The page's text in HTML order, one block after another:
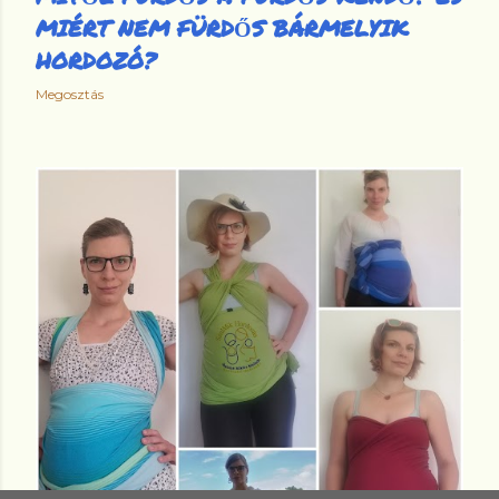
MIÉRT NEM FÜRDŐS BÁRMELYIK
HORDOZÓ?
Megosztás
RÉGEBBI BEJEGYZÉSEK